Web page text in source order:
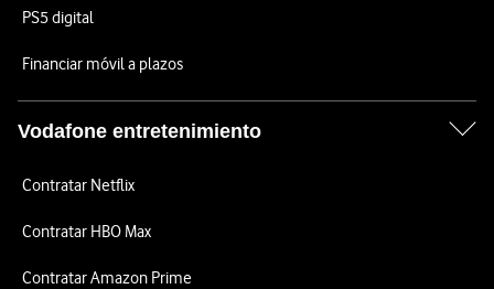
PS5 digital
Financiar móvil a plazos
Vodafone entretenimiento
Contratar Netflix
Contratar HBO Max
Contratar Amazon Prime